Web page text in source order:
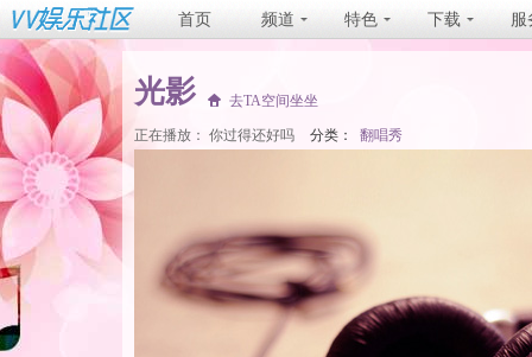
首页 频道 特色 下载 服
光影 去TA空间坐坐
正在播放： 你过得还好吗 分类： 翻唱秀